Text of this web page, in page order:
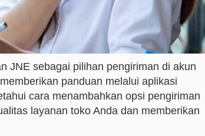
JNE sebagai pilihan pengiriman di akun
panduan melalui aplikasi
cara menambahkan opsi pengiriman
layanan toko Anda dan memberikan